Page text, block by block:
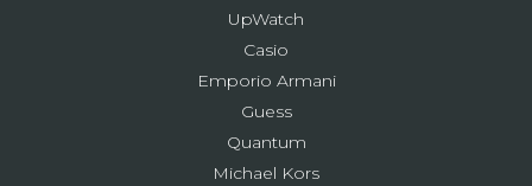
UpWatch
Casio
Emporio Armani
Guess
Quantum
Michael Kors